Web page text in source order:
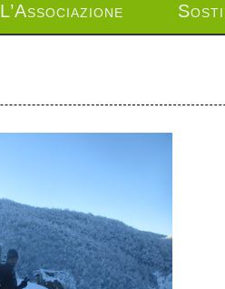
L’Associazione